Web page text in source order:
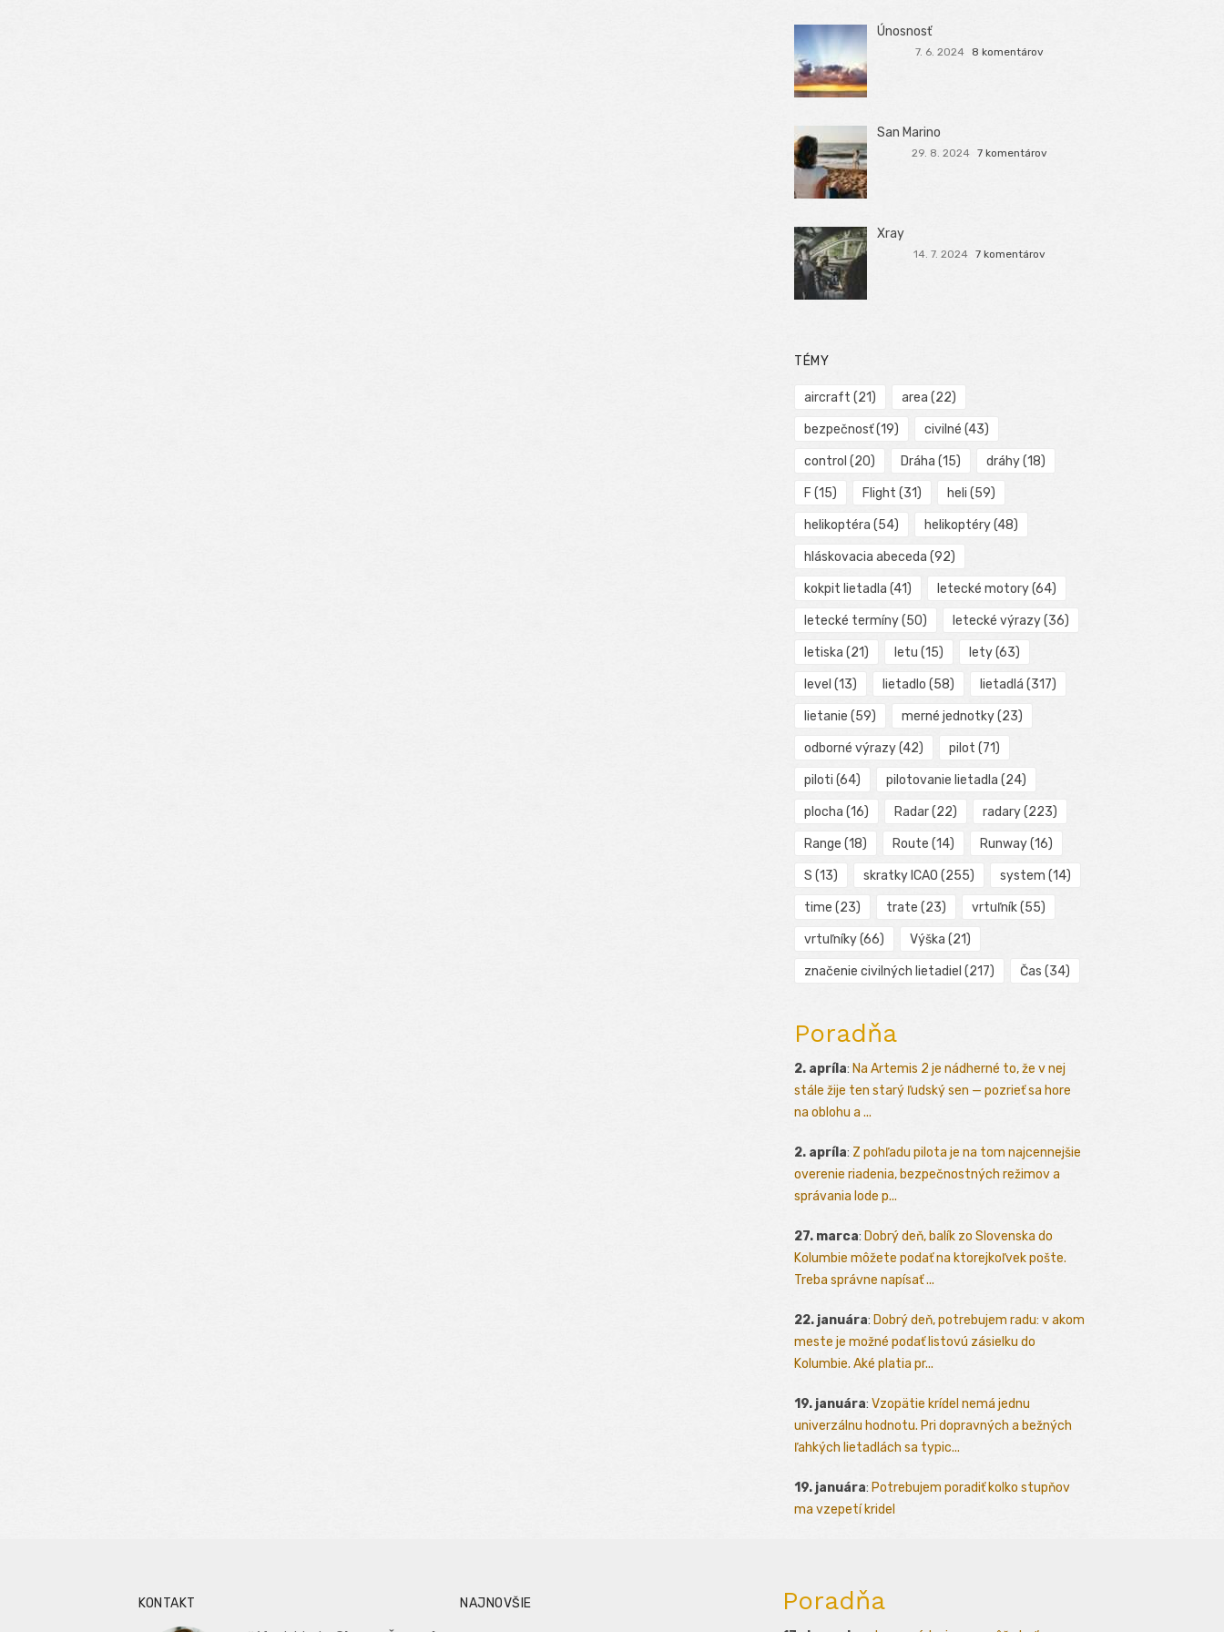
Únosnosť
7. 6. 2024 8 komentárov
San Marino
29. 8. 2024 7 komentárov
Xray
14. 7. 2024 7 komentárov
TÉMY
aircraft (21) area (22)
bezpečnosť(19) civilné (43)
control (20) Dráha (15) dráhy(18)
F (15) Flight (31) heli (59)
helikoptéra (54) helikoptéry(48)
hláskovacia abeceda (92)
kokpit lietadla (41) letecké motory(64)
letecké termíny(50) letecké výrazy(36)
letiska (21) letu (15) lety(63)
level (13) lietadlo (58) lietadlá (317)
lietanie (59) merné jednotky(23)
odborné výrazy(42) pilot (71)
piloti (64) pilotovanie lietadla (24)
plocha (16) Radar(22) radary(223)
Range (18) Route (14) Runway(16)
S (13) skratky ICAO (255) system (14)
time (23) trate (23) vrtuľník(55)
vrtuľníky(66) Výška (21)
značenie civilných lietadiel (217) Čas (34)
Poradňa
2. apríla: Na Artemis 2 je nádherné to, že v nej
stále žije ten starý ľudský sen — pozrieť sa hore
na oblohu a ...
2. apríla: Z pohľadu pilota je na tom najcennejšie
overenie riadenia, bezpečnostných režimov a
správania lode p...
27. marca: Dobrý deň, balík zo Slovenska do
Kolumbie môžete podať na ktorejkoľvek pošte.
Treba správne napísať ...
22. januára: Dobrý deň, potrebujem radu: v akom
meste je možné podať listovú zásielku do
Kolumbie. Aké platia pr...
19. januára: Vzopätie krídel nemá jednu
univerzálnu hodnotu. Pri dopravných a bežných
ľahkých lietadlách sa typic...
19. januára: Potrebujem poradiť kolko stupňov
ma vzepetí kridel
KONTAKT NAJNOVŠIE Poradňa